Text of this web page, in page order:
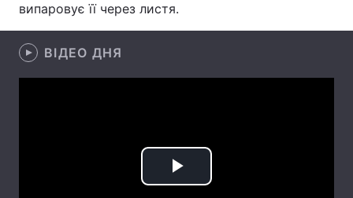
Архів
випаровує її через листя.
ВІДЕО ДНЯ
Play